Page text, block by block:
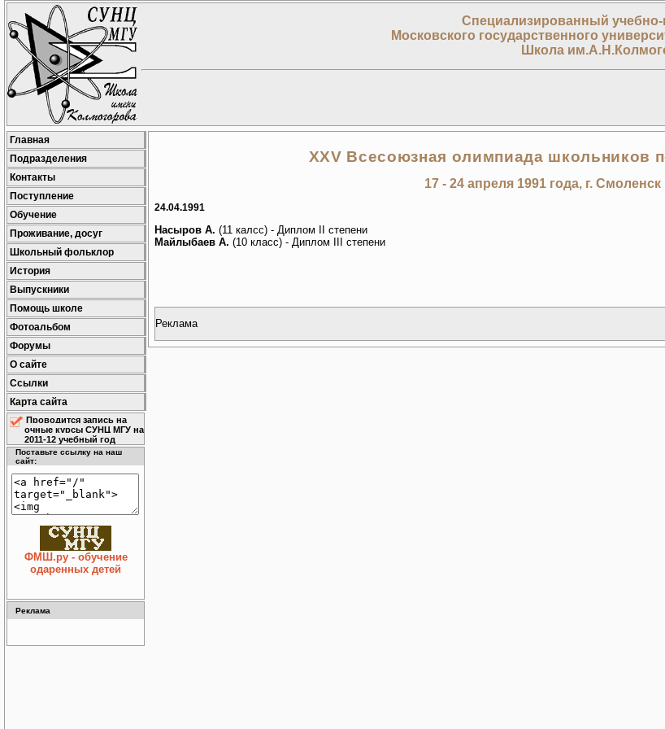
Специализированный
Московского государственного
Школа
Главная
Подразделения
Контакты
Поступление
Обучение
Проживание, досуг
Школьный фольклор
История
Выпускники
Помощь школе
Фотоальбом
Форумы
О сайте
Ссылки
Карта сайта
Проводится запись на
очные курсы СУНЦ МГУ на
2011-12 учебный год
Поставьте ссылку на наш
сайт:
ФМШ.ру - обучение
одаренных детей
Реклама
XXV Всесоюзная олимпиада школьников
17 - 24 апреля 1991 года, г. Смоленск
24.04.1991
Насыров А. (11 калсс) - Диплом II степени
Майлыбаев А. (10 класс) - Диплом III степени
Реклама